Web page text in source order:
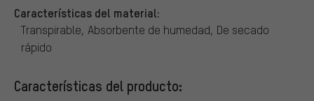
Características del material:
Transpirable, Absorbente de humedad, De secado
rápido
Características del producto: